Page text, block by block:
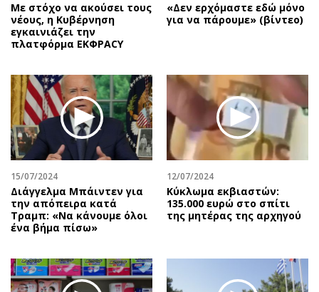
Με στόχο να ακούσει τους
νέους, η Κυβέρνηση
εγκαινιάζει την
πλατφόρμα ΕΚΦΡΑCY
«Δεν ερχόμαστε εδώ μόνο
για να πάρουμε» (βίντεο)
15/07/2024
Διάγγελμα Μπάιντεν για
την απόπειρα κατά
Τραμπ: «Να κάνουμε όλοι
ένα βήμα πίσω»
12/07/2024
Κύκλωμα εκβιαστών:
135.000 ευρώ στο σπίτι
της μητέρας της αρχηγού